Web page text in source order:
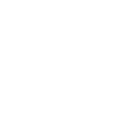
图书-电影等